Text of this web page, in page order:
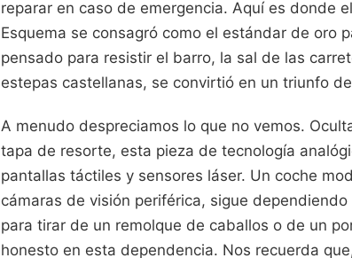
reparar en caso de emergencia. Aquí es donde
Esquema se consagró como el estándar de oro
pensado para resistir el barro, la sal de las
estepas castellanas, se convirtió en un triunfo
A menudo despreciamos lo que no vemos.
tapa de resorte, esta pieza de tecnología
pantallas táctiles y sensores láser. Un coche
cámaras de visión periférica, sigue
para tirar de un remolque de caballos o de un
honesto en esta dependencia. Nos recuerda